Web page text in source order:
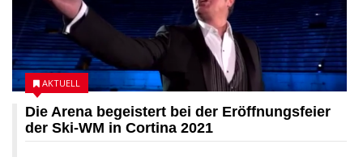
Die Arena begeistert bei der Eröffnungsfeier
der Ski-WM in Cortina 2021
AKTUELL